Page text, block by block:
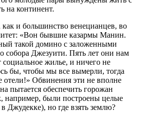
на континент.
и большинство венецианцев, во
«Вон бывшие казармы Манин.
такой домино с заложенными
собора Джезуити. Пять лет они нам
социальное жилье, и ничего не
бы, чтобы мы все вымерли, тогда
отели!» Обвинения эти не вполне
пытается обеспечить горожан
например, были построены целые
Джудекке), но где взять землю?